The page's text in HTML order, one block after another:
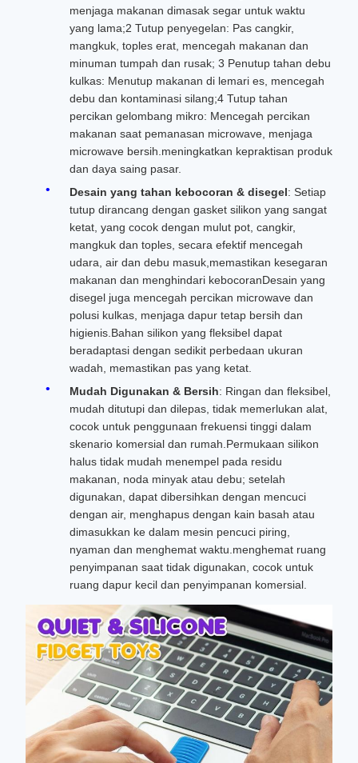
menjaga makanan dimasak segar untuk waktu
yang lama;2 Tutup penyegelan: Pas cangkir,
mangkuk, toples erat, mencegah makanan dan
minuman tumpah dan rusak; 3 Penutup tahan debu
kulkas: Menutup makanan di lemari es, mencegah
debu dan kontaminasi silang;4 Tutup tahan
percikan gelombang mikro: Mencegah percikan
makanan saat pemanasan microwave, menjaga
microwave bersih.meningkatkan kepraktisan produk
dan daya saing pasar.
Desain yang tahan kebocoran & disegel: Setiap
tutup dirancang dengan gasket silikon yang sangat
ketat, yang cocok dengan mulut pot, cangkir,
mangkuk dan toples, secara efektif mencegah
udara, air dan debu masuk,memastikan kesegaran
makanan dan menghindari kebocoranDesain yang
disegel juga mencegah percikan microwave dan
polusi kulkas, menjaga dapur tetap bersih dan
higienis.Bahan silikon yang fleksibel dapat
beradaptasi dengan sedikit perbedaan ukuran
wadah, memastikan pas yang ketat.
Mudah Digunakan & Bersih: Ringan dan fleksibel,
mudah ditutupi dan dilepas, tidak memerlukan alat,
cocok untuk penggunaan frekuensi tinggi dalam
skenario komersial dan rumah.Permukaan silikon
halus tidak mudah menempel pada residu
makanan, noda minyak atau debu; setelah
digunakan, dapat dibersihkan dengan mencuci
dengan air, menghapus dengan kain basah atau
dimasukkan ke dalam mesin pencuci piring,
nyaman dan menghemat waktu.menghemat ruang
penyimpanan saat tidak digunakan, cocok untuk
ruang dapur kecil dan penyimpanan komersial.